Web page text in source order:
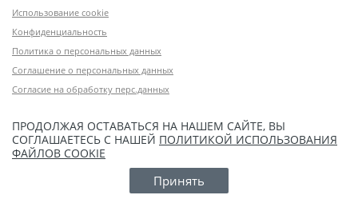
Использование cookie
Конфиденциальность
Политика о персональных данных
Соглашение о персональных данных
Согласие на обработку перс.данных
ПРОДОЛЖАЯ ОСТАВАТЬСЯ НА НАШЕМ САЙТЕ, ВЫ
СОГЛАШАЕТЕСЬ С НАШЕЙ ПОЛИТИКОЙ ИСПОЛЬЗОВАНИЯ
ФАЙЛОВ COOKIE
Принять